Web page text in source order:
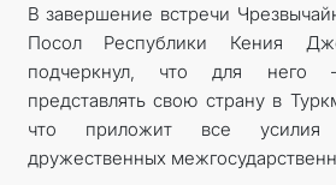
В завершение встречи
Посол Республики Кения
подчеркнул, что для него
представлять свою страну в
что приложит все усилия
дружественных